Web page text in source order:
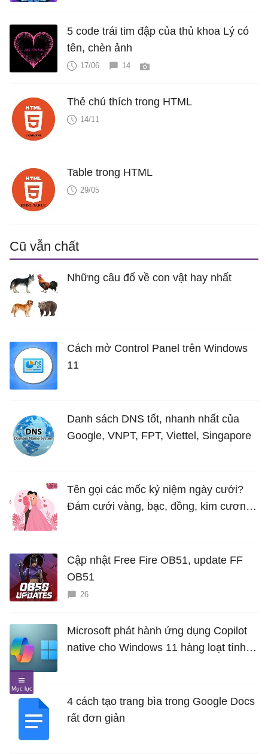
5 code trái tim đập của thủ khoa Lý có
tên, chèn ảnh
17/06 14
Thẻ chú thích trong HTML
14/11
Table trong HTML
29/05
Cũ vẫn chất
Những câu đố về con vật hay nhất
Cách mở Control Panel trên Windows
11
Danh sách DNS tốt, nhanh nhất của
Google, VNPT, FPT, Viettel, Singapore
Tên gọi các mốc kỷ niệm ngày cưới?
Đám cưới vàng, bạc, đồng, kim cương
Cập nhật Free Fire OB51, update FF
OB51
26
Microsoft phát hành ứng dụng Copilot
native cho Windows 11 hàng loạt tính
4 cách tạo trang bìa trong Google Docs
rất đơn giản